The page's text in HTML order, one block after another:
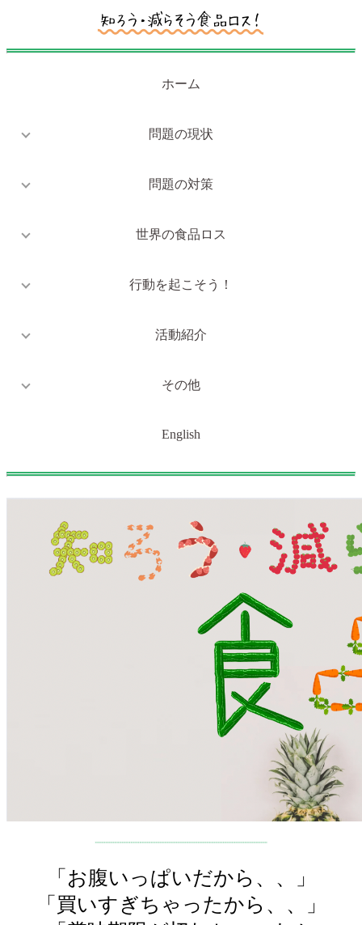
ホーム
問題の現状
問題の対策
世界の食品ロス
行動を起こそう！
活動紹介
その他
English
「お腹いっぱいだから、、」
「買いすぎちゃったから、、」